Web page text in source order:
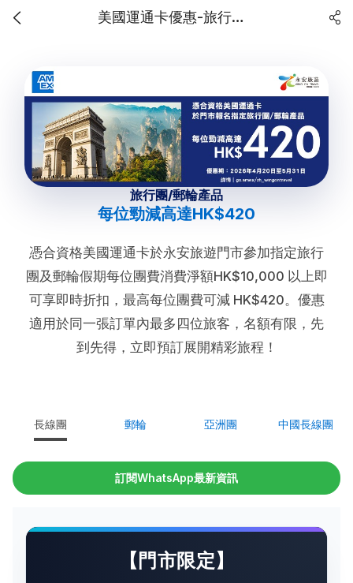
美國運通卡優惠-旅行團/郵輪產品 每位勁減高達$420
旅行團/郵輪產品
每位勁減高達HK$420
憑合資格美國運通卡於永安旅遊門市參加指定旅行
團及郵輪假期每位團費消費淨額HK$10,000 以上即
可享即時折扣，最高每位團費可減 HK$420。優惠
適用於同一張訂單內最多四位旅客，名額有限，先
到先得，立即預訂展開精彩旅程！
長線團 郵輪 亞洲團 中國長線團
訂閱WhatsApp最新資訊
【門市限定】